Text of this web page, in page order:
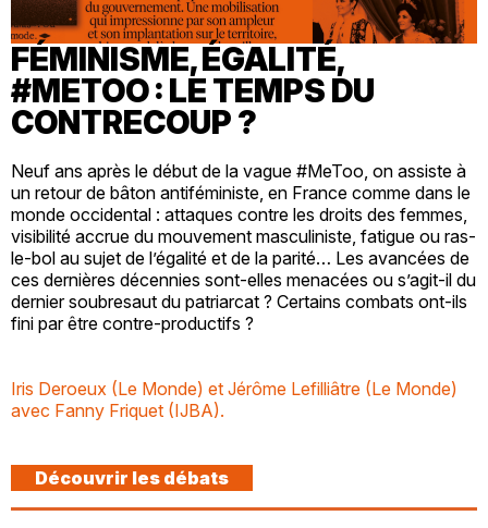
FÉMINISME, ÉGALITÉ,
#METOO : LE TEMPS DU
CONTRECOUP ?
Neuf ans après le début de la vague #MeToo, on assiste à
un retour de bâton antiféministe, en France comme dans le
monde occidental : attaques contre les droits des femmes,
visibilité accrue du mouvement masculiniste, fatigue ou ras-
le-bol au sujet de l’égalité et de la parité… Les avancées de
ces dernières décennies sont-elles menacées ou s’agit-il du
dernier soubresaut du patriarcat ? Certains combats ont-ils
fini par être contre-productifs ?
Iris Deroeux (Le Monde) et Jérôme Lefilliâtre (Le Monde)
avec Fanny Friquet (IJBA).
Découvrir les débats